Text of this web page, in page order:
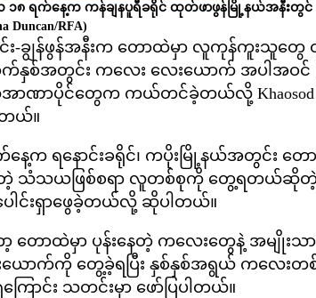
၁၈ ရက်နေ့က ကန်ချနပူရီခရိုင် ထုတ်ဖာဖွန်မြို့နယ်အနီးတွင်
Duncan/RFA)
ာင်း-ချွန်ဖွန်အနီးက တောထဲမှာ လူကုန်ကူးသူ
က်နှစ်အတွင်း ကလေး လေးယောက် အပါအဝင် မ
ဏာပိုင်တွေက ကယ်တင်ခဲ့တယ်လို့ Khaosod
တယ်။
ေ့က ရနောင်းခရိုင်၊ ကပိုးမြို့နယ်အတွင်း တော
ါ်တဲ့ သံသယဖြစ်စရာ လူတစ်စုကို တွေ့ရတယ်ဆို
ေါင်းရှာဖွေခဲ့တယ်လို့ ဆိုပါတယ်။
တောထဲမှာ ပုန်းနေတဲ့ ကလေးတွေနဲ့ အမျိုးသ
ယောက်ကို တွေ့ခဲ့ရပြီး နှစ်နှစ်အရွယ် ကလေ
ောင်း သတင်းမှာ ဖော်ပြပါတယ်။